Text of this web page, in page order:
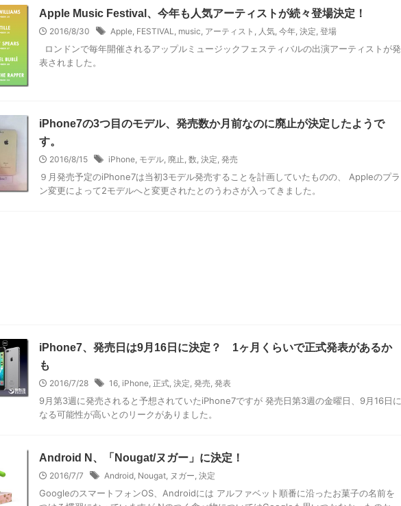
Apple Music Festival、今年も人気アーティストが続々登場決定！
2016/8/30 Apple, FESTIVAL, music, アーティスト , 人気, 今年, 決定, 登場
ロンドンで毎年開催されるアップルミュージックフェスティバルの出演アーティストが発
表されました。
iPhone7の3つ目のモデル、発売数か月前なのに廃止が決定したようで
す。
2016/8/15 iPhone モデル 廃止 数 決定 発売
９月発売予定のiPhone7は当初3モデル発売することを計画していたものの、 Appleのプラ
ン変更によって2モデルへと変更されたとのうわさが入ってきました。
iPhone7、発売日は9月16日に決定？ 1ヶ月くらいで正式発表があるか
も
2016/7/28 16 iPhone 正式 決定 発売 発表
9月第3週に発売されると予想されていたiPhone7ですが 発売日第3週の金曜日、9月16日に
なる可能性が高いとのリークがありました。
Android N、「Nougat/ヌガー」に決定！
2016/7/7 Android Nougat ヌガー 決定
GoogleのスマートフォンOS、Androidには アルファベット順番に沿ったお菓子の名前を